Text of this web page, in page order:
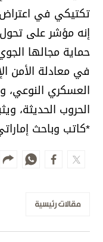
تكتيكي في
إنه مؤشر على
حماية مجالها
في معادلة الأمن
العسكري النوعي،
الحروب الحديثة،
*كاتب وباحث
مقالات رئيسية